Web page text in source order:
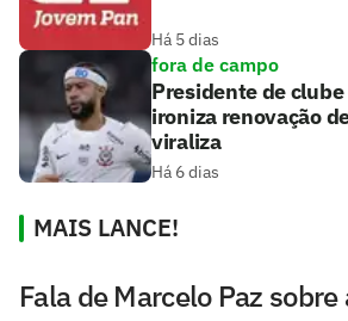
Há 5 dias
fora de campo
Presidente de
ironiza renovação
viraliza
Há 6 dias
MAIS LANCE!
Fala de Marcelo Paz